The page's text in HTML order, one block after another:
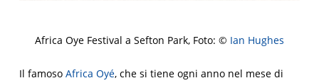
Africa Oye Festival a Sefton Park, Foto: © Ian Hughes
Il famoso Africa Oyé, che si tiene ogni anno nel mese di